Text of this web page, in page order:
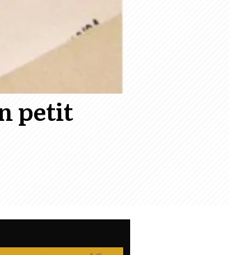
petit